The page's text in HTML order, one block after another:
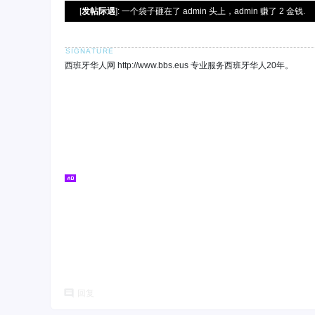
[发帖际遇]: 一个袋子砸在了 admin 头上，admin 赚了 2 金钱.
西班牙华人网 http://www.bbs.eus 专业服务西班牙华人20年。